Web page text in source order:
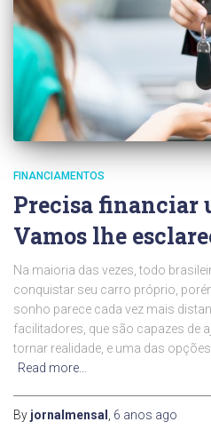
FINANCIAMENTOS
Precisa financiar
Vamos lhe
Na maioria das vezes, todo
conquistar seu carro próprio,
sonho parece cada vez mais
facilitadores, que são capazes de
tornar realidade, e uma das
Read more…
By jornalmensal , 6 anos ago